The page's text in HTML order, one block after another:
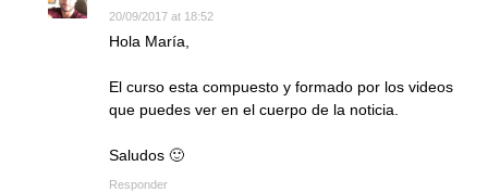
20/09/2017 at 18:52
Hola María,
El curso esta compuesto y formado por los videos
que puedes ver en el cuerpo de la noticia.
Saludos 🙂
Responder